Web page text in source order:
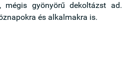
mégis gyönyörű dekoltázst ad.
és alkalmakra is.